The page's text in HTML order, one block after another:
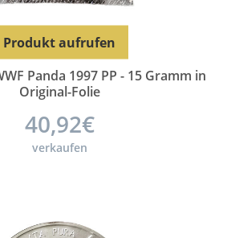
Panda 1997 PP - 15 Gramm in
Original-Folie
40,92€
verkaufen
Produkt aufrufen